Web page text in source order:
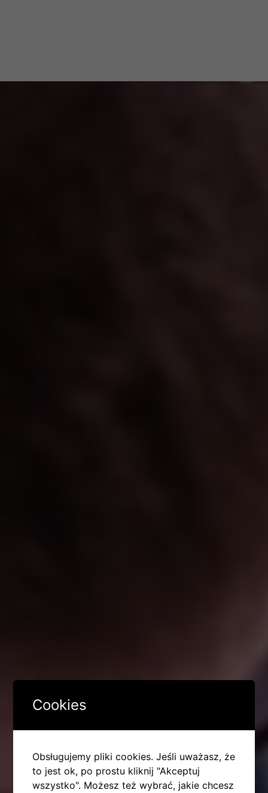
Cookies
Obsługujemy pliki cookies. Jeśli uważasz, że
to jest ok, po prostu kliknij "Akceptuj
wszystko". Możesz też wybrać, jakie chcesz